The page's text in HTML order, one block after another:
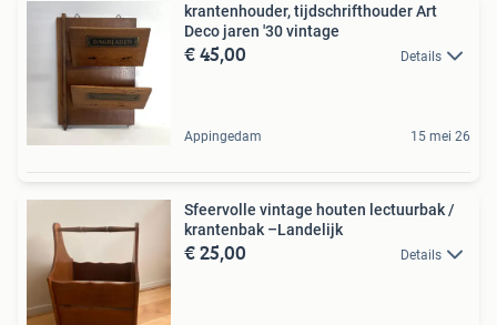
krantenhouder, tijdschrifthouder Art
Deco jaren '30 vintage
€ 45,00 Details
Appingedam 15 mei 26
Sfeervolle vintage houten lectuurbak /
krantenbak –Landelijk
€ 25,00 Details